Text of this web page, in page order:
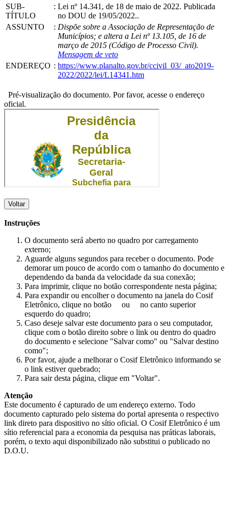
SUB-
TÍTULO
: Lei nº 14.341, de 18 de maio de 2022. Publicada
no DOU de 19/05/2022..
ASSUNTO
: Dispõe sobre a Associação de Representação de
Municípios; e altera a Lei nº 13.105, de 16 de
março de 2015 (Código de Processo Civil).
Mensagem de veto
ENDEREÇO : https://www.planalto.gov.br/ccivil_03/_ato2019-
2022/2022/lei/L14341.htm
Pré-visualização do documento. Por favor, acesse o endereço
oficial.
Voltar
Instruções
O documento será aberto no quadro por carregamento
externo;
Aguarde alguns segundos para receber o documento. Pode
demorar um pouco de acordo com o tamanho do documento e
dependendo da banda da velocidade da sua conexão;
Para imprimir, clique no botão correspondente nesta página;
Para expandir ou encolher o documento na janela do Cosif
Eletrônico, clique no botão
ou
no canto superior
esquerdo do quadro;
Caso deseje salvar este documento para o seu computador,
clique com o botão direito sobre o link ou dentro do quadro
do documento e selecione "Salvar como" ou "Salvar destino
como";
Por favor, ajude a melhorar o Cosif Eletrônico informando se
o link estiver quebrado;
Para sair desta página, clique em "Voltar".
Atenção
Este documento é capturado de um endereço externo. Todo
documento capturado pelo sistema do portal apresenta o respectivo
link direto para dispositivo no sítio oficial. O Cosif Eletrônico é um
sítio referencial para a economia da pesquisa nas práticas laborais,
porém, o texto aqui disponibilizado não substitui o publicado no
D.O.U.